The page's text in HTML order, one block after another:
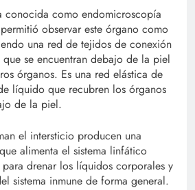
conocida como endomicroscopía
observar este órgano como
una red de tejidos de conexión
se encuentran debajo de la piel
órganos. Es una red elástica de
líquido que recubren los órganos
de la piel.
el intersticio producen una
alimenta el sistema linfático
drenar los líquidos corporales y
sistema inmune de forma general.